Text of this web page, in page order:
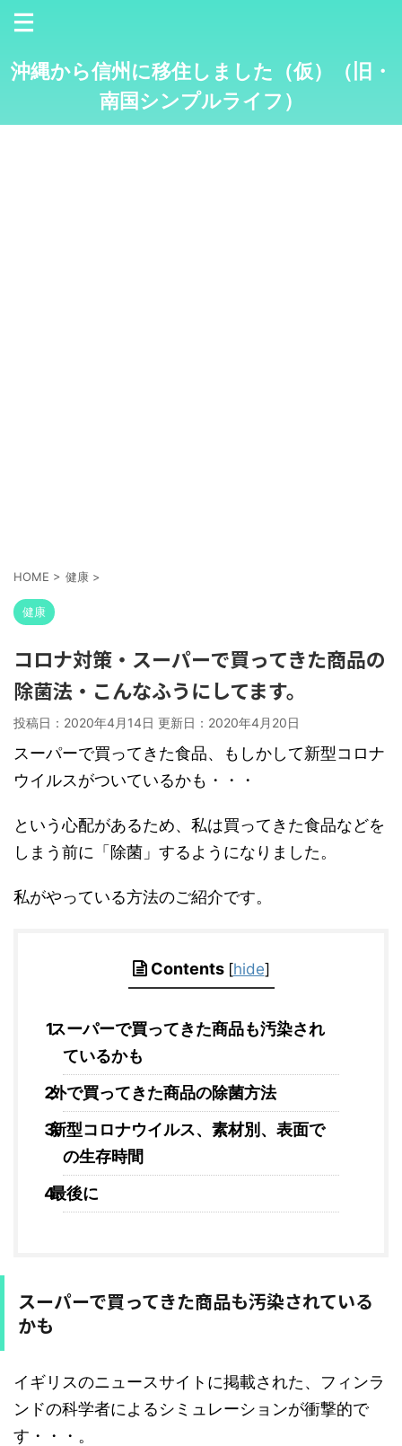
沖縄から信州に移住しました（仮）（旧・
南国シンプルライフ）
HOME > 健康 >
健康
コロナ対策・スーパーで買ってきた商品の
除菌法・こんなふうにしてます。
投稿日：2020年4月14日 更新日： 2020年4月20日
スーパーで買ってきた食品、もしかして新型コロナ
ウイルスがついているかも・・・
という心配があるため、私は買ってきた食品などを
しまう前に「除菌」するようになりました。
私がやっている方法のご紹介です。
Contents [hide]
スーパーで買ってきた商品も汚染され
ているかも
外で買ってきた商品の除菌方法
新型コロナウイルス、素材別、表面で
の生存時間
最後に
スーパーで買ってきた商品も汚染されている
かも
イギリスのニュースサイトに掲載された、フィンラ
ンドの科学者によるシミュレーションが衝撃的で
す・・・。